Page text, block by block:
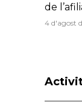
de
4 d'agost